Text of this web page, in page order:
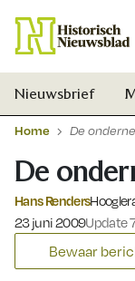
Nieuwsbrief
Home De
De
Hans Renders
Gepubliceerd op:
23 juni 2009Update
Bewaar